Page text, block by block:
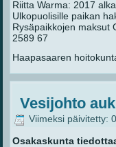
Riitta Warma: 2017
Ulkopuolisille paikan
Rysäpaikkojen maksut
2589 67
Haapasaaren
Vesijohto
Viimeksi päivitetty:
Osakaskunta